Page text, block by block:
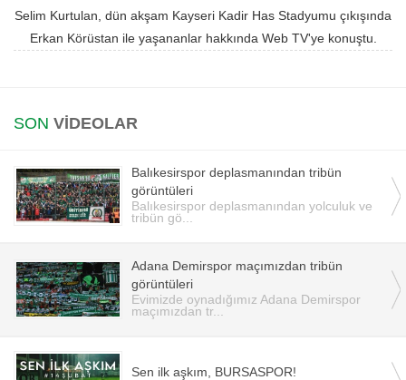
Instagram
iOS
Selim Kurtulan, dün akşam Kayseri Kadir Has Stadyumu çıkışında
Erkan Körüstan ile yaşananlar hakkında Web TV'ye konuştu.
SON VİDEOLAR
Balıkesirspor deplasmanından tribün
görüntüleri
Balıkesirspor deplasmanından yolculuk ve
tribün gö...
Adana Demirspor maçımızdan tribün
görüntüleri
Evimizde oynadığımız Adana Demirspor
maçımızdan tr...
Sen ilk aşkım, BURSASPOR!